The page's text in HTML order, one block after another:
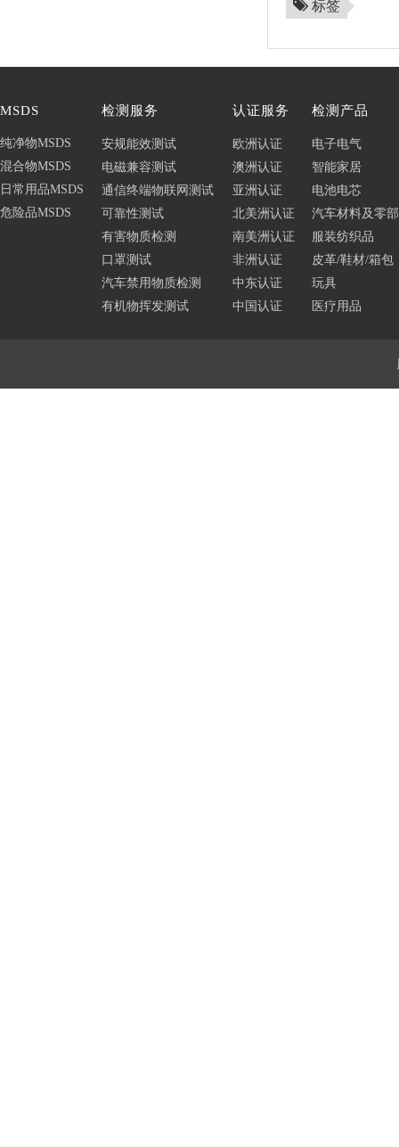
标签
MSDS
纯净物MSDS
混合物MSDS
日常用品MSDS
危险品MSDS
检测服务
安规能效测试
电磁兼容测试
通信终端物联网测试
可靠性测试
有害物质检测
口罩测试
汽车禁用物质检测
有机物挥发测试
认证服务
欧洲认证
澳洲认证
亚洲认证
北美洲认证
南美洲认证
非洲认证
中东认证
中国认证
检测产品
电子电气
智能家居
电池电芯
汽车材料及零
服装纺织品
皮革/鞋材/箱包
玩具
医疗用品